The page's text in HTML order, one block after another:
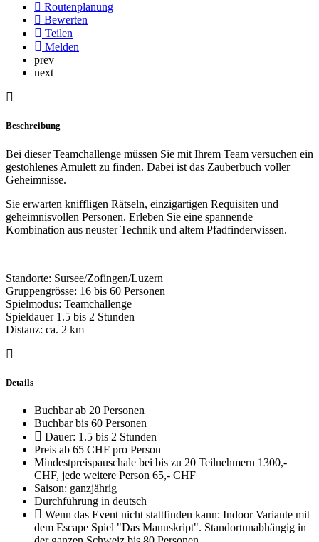
Routenplanung
Bewerten
Teilen
Melden
prev
next
Beschreibung
Bei dieser Teamchallenge müssen Sie mit Ihrem Team versuchen ein
gestohlenes Amulett zu finden. Dabei ist das Zauberbuch voller
Geheimnisse.
Sie erwarten kniffligen Rätseln, einzigartigen Requisiten und
geheimnisvollen Personen. Erleben Sie eine spannende
Kombination aus neuster Technik und altem Pfadfinderwissen.
Standorte: Sursee/Zofingen/Luzern
Gruppengrösse: 16 bis 60 Personen
Spielmodus: Teamchallenge
Spieldauer 1.5 bis 2 Stunden
Distanz: ca. 2 km
Details
Buchbar ab 20 Personen
Buchbar bis 60 Personen
Dauer: 1.5 bis 2 Stunden
Preis ab 65 CHF pro Person
Mindestpreispauschale bei bis zu 20 Teilnehmern 1300,-
CHF, jede weitere Person 65,- CHF
Saison: ganzjährig
Durchführung in deutsch
Wenn das Event nicht stattfinden kann: Indoor Variante mit
dem Escape Spiel "Das Manuskript". Standortunabhängig in